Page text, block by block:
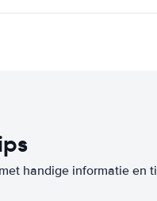
handige informatie en